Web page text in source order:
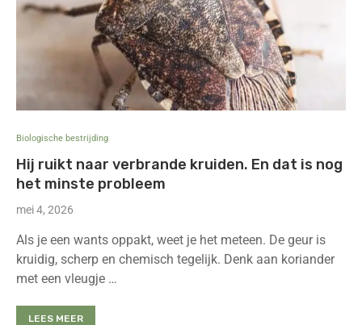
Biologische bestrijding
Hij ruikt naar verbrande kruiden. En dat is nog
het minste probleem
mei 4, 2026
Als je een wants oppakt, weet je het meteen. De geur is
kruidig, scherp en chemisch tegelijk. Denk aan koriander
met een vleugje …
LEES MEER